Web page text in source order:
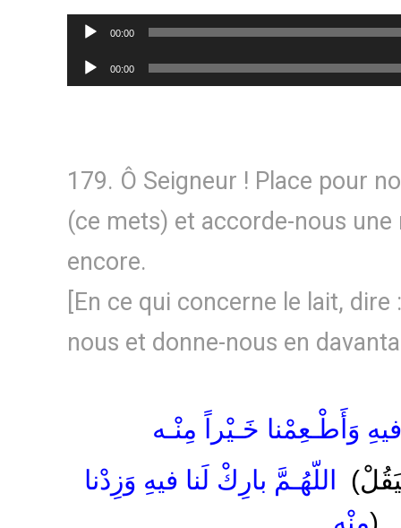
Lecteur00:00
Lecteur
audio
00:00
179. Ô Seigneur ! Place pour
(ce mets) et accorde-nous
encore.
[En ce qui concerne le lait, dire
nous et donne-nous en
وَأَطْـعِمْنا خَـيْراً مِنْـه
اللّهُـمَّ بارِكْ لَنا فيهِ وَزِدْنا
مِنْه)